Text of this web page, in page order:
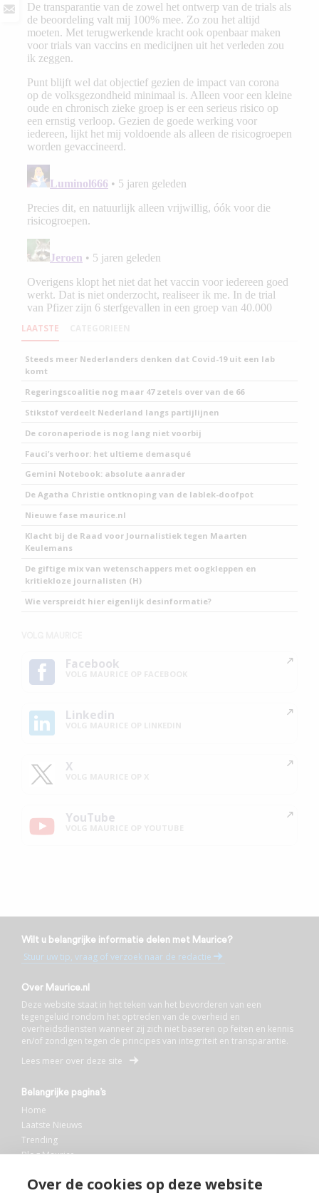
Over de cookies op deze website
LAATSTE
Steeds meer Nederlanders denken dat Covid-19 uit een lab
komt
Regeringscoalitie nog maar 47 zetels over van de 66
Stikstof verdeelt Nederland langs partijlijnen
De coronaperiode is nog lang niet voorbij
Fauci’s verhoor: het ultieme demasqué
Gemini Notebook: absolute aanrader
De Agatha Christie ontknoping van de lablek-doofpot
Nieuwe fase maurice.nl
Klacht bij de Raad voor Journalistiek tegen Maarten
Keulemans
De giftige mix van wetenschappers met oogkleppen en
kritiekloze journalisten (H)
Wie verspreidt hier eigenlijk desinformatie?
Facebook
Linkedin
X
YouTube
Wilt u belangrijke informatie delen met Maurice?
Stuur uw tip, vraag of verzoek naar de redactie
Over Maurice.nl
Deze website staat in het teken van het bevorderen van een
tegengeluid rondom het optreden van de overheid en
overheidsdiensten wanneer zij zich niet baseren op feiten en kennis
en/of zondigen tegen de principes van integriteit en transparantie.
Lees meer over deze site
Belangrijke pagina’s
Home
Laatste Nieuws
Trending
Blog Maurice
Bibliotheek